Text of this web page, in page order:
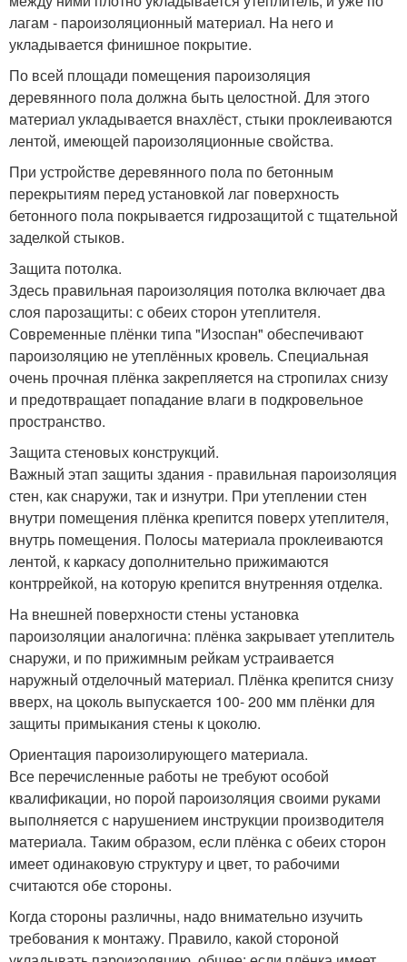
лагам - пароизоляционный материал. На него и
укладывается финишное покрытие.
По всей площади помещения пароизоляция
деревянного пола должна быть целостной. Для этого
материал укладывается внахлёст, стыки проклеиваются
лентой, имеющей пароизоляционные свойства.
При устройстве деревянного пола по бетонным
перекрытиям перед установкой лаг поверхность
бетонного пола покрывается гидрозащитой с тщательной
заделкой стыков.
Защита потолка.
Здесь правильная пароизоляция потолка включает два
слоя парозащиты: с обеих сторон утеплителя.
Современные плёнки типа "Изоспан" обеспечивают
пароизоляцию не утеплённых кровель. Специальная
очень прочная плёнка закрепляется на стропилах снизу
и предотвращает попадание влаги в подкровельное
пространство.
Защита стеновых конструкций.
Важный этап защиты здания - правильная пароизоляция
стен, как снаружи, так и изнутри. При утеплении стен
внутри помещения плёнка крепится поверх утеплителя,
внутрь помещения. Полосы материала проклеиваются
лентой, к каркасу дополнительно прижимаются
контррейкой, на которую крепится внутренняя отделка.
На внешней поверхности стены установка
пароизоляции аналогична: плёнка закрывает утеплитель
снаружи, и по прижимным рейкам устраивается
наружный отделочный материал. Плёнка крепится снизу
вверх, на цоколь выпускается 100- 200 мм плёнки для
защиты примыкания стены к цоколю.
Ориентация пароизолирующего материала.
Все перечисленные работы не требуют особой
квалификации, но порой пароизоляция своими руками
выполняется с нарушением инструкции производителя
материала. Таким образом, если плёнка с обеих сторон
имеет одинаковую структуру и цвет, то рабочими
считаются обе стороны.
Когда стороны различны, надо внимательно изучить
требования к монтажу. Правило, какой стороной